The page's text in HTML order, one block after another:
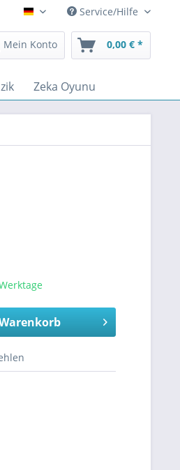
Deutsch Service/Hilfe
Mein Konto 0,00 € *
Zeka Oyunu